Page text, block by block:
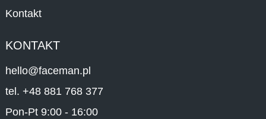
Kontakt
KONTAKT
hello@faceman.pl
tel. +48 881 768 377
Pon-Pt 9:00 - 16:00